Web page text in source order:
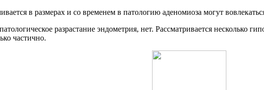
в размерах и со временем в патологию аденомиоза могут
разрастание эндометрия, нет. Рассматривается несколько
частично.